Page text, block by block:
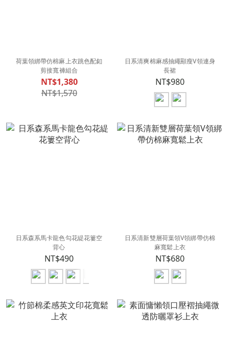
荷葉領綁帶仿棉麻上衣跳色配釦
剪接寬褲組合
NT$1,380
NT$1,570
日系清爽棉麻感抽繩顯瘦V領連身
長裙
NT$980
日系森系馬卡龍色勾花緹花簍空
背心
NT$490
日系清新雙層荷葉領V領綁帶仿棉
麻寬鬆上衣
NT$680